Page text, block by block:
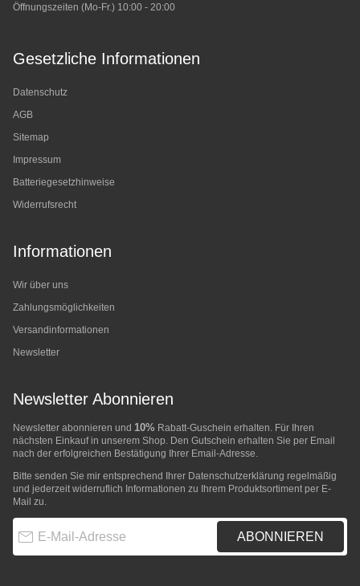
Öffnungszeiten (Mo-Fr.) 10:00 - 20:00
Gesetzliche Informationen
Datenschutz
AGB
Sitemap
Impressum
Batteriegesetzhinweise
Widerrufsrecht
Informationen
Wir über uns
Zahlungsmöglichkeiten
Versandinformationen
Newsletter
Newsletter Abonnieren
Newsletter abonnieren und 10% Rabatt-Guschein erhalten. Für Ihren
nächsten Einkauf in unserem Shop. Den Gutschein erhalten Sie per Email
nach der erfolgreichen Bestätigung Ihrer Email-Adresse.
Bitte senden Sie mir entsprechend Ihrer Datenschutzerklärung regelmäßig
und jederzeit widerruflich Informationen zu Ihrem Produktsortiment per E-
Mail zu.
ABONNIEREN